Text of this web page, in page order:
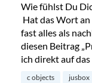
Wie fühlst Du
Hat das Wort
fast alles als
diesen Beitrag
ich direkt auf
c objects jusbox